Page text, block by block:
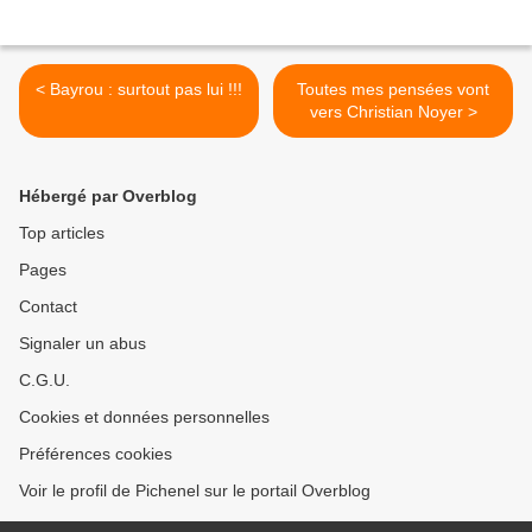
< Bayrou : surtout pas lui !!!
Toutes mes pensées vont
vers Christian Noyer >
Hébergé par Overblog
Top articles
Pages
Contact
Signaler un abus
C.G.U.
Cookies et données personnelles
Préférences cookies
Voir le profil de Pichenel sur le portail Overblog